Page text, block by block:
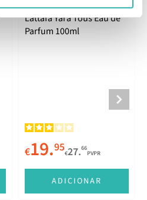
Lattafa Yara Tous Eau de
Parfum 100ml
€19.95€27.66
PVPR
ADICIONAR